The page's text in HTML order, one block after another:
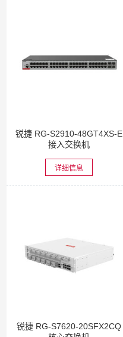
锐捷 RG-S2910-48GT4XS-E
接入交换机
详细信息
锐捷 RG-S7620-20SFX2CQ